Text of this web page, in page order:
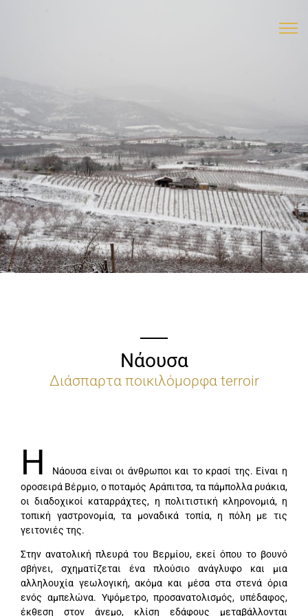
Νάουσα
Διάσπαρτα ποικιλόμορφα terroir
Η
Νάουσα είναι οι άνθρωποι και το κρασί της. Είναι η
οροσειρά Βέρμιο, ο ποταμός Αράπιτσα, τα πάμπολλα ρυάκια,
οι διαδοχικοί καταρράχτες, η πολιτιστική κληρονομιά, η
τοπική γαστρονομία, τα μοναδικά τοπία, η πόλη με τις
γειτονιές της.
Στην ανατολική πλευρά του Βερμίου, εκεί όπου το βουνό
σβήνει, σχηματίζεται ένα πλούσιο ανάγλυφο και μια
αλληλουχία γεωλογική, ακόμα και μέσα στα στενά όρια
ενός αμπελώνα. Υψόμετρο, προσανατολισμός, υπέδαφος,
έκθεση στον άνεμο, κλίση εδάφους μεταβάλλονται